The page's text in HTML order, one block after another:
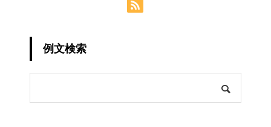
例文検索